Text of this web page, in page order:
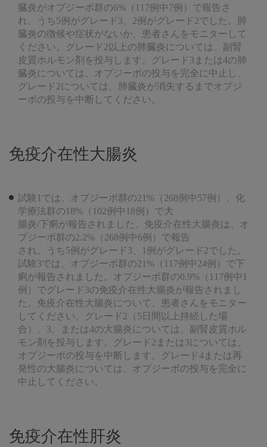
臓炎がオプジーボ群の6%（117例中7例）で報告さ
れ、うち5例がグレード3、2例がグレード2でした。肺
臓炎の徴候や症状がないか、患者さんをモニターして
ください。グレード2以上の肺臓炎については、副腎
皮質ホルモン剤を投与します。グレード3または4の肺
臓炎については、オプジーボの投与を完全に中止し、
グレード2については、肺臓炎が消失するまでオプジ
ーボの投与を中断してください。
免疫介在性大腸炎
試験1では、オプジーボ群の21%（268例中57例）、化
学療法群の18%（102例中18例）で大
腸炎/下痢が報告されました。免疫介在性大腸炎は、オ
プジーボ群の2.2%（268例中6例）で報告
され、うち5例がグレード3、1例がグレード2でした。
試験3では、オプジーボ群の21%（117例中24例）で下
痢が報告されました。オプジーボ群の0.9%（117例中1
例）でグレード3の免疫介在性大腸炎が報告されまし
た。免疫介在性大腸炎について、患者さんをモニター
してください。グレード2（5日間以上持続した場
合）、3、または4の大腸炎については、副腎皮質ホル
モン剤を投与します。グレード2または3については、
オプジーボの投与を中断します。グレード4または再
発性の大腸炎については、オプジーボの投与を完全に
中止してください。
免疫介在性肝炎